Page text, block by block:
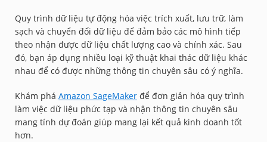
Quy trình dữ liệu tự động hóa việc trích xuất, lưu trữ, làm
sạch và chuyển đổi dữ liệu để đảm bảo các mô hình tiếp
theo nhận được dữ liệu chất lượng cao và chính xác. Sau
đó, bạn áp dụng nhiều loại kỹ thuật khai thác dữ liệu khác
nhau để có được những thông tin chuyên sâu có ý nghĩa.
Khám phá Amazon SageMaker để đơn giản hóa quy trình
làm việc dữ liệu phức tạp và nhận thông tin chuyên sâu
mang tính dự đoán giúp mang lại kết quả kinh doanh tốt
hơn.